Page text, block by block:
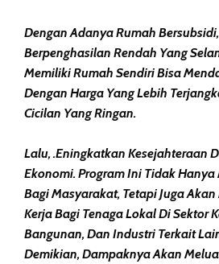
Dengan Adanya Rumah
Berpenghasilan Rendah Yang
Memiliki Rumah Sendiri Bisa
Dengan Harga Yang Lebih
Cicilan Yang Ringan.
Lalu, .eningkatkan Kesejahteraan
Ekonomi. Program Ini Tidak
Bagi Masyarakat, Tetapi Juga
Kerja Bagi Tenaga Lokal Di Sektor
Bangunan, Dan Industri Terkait
Demikian, Dampaknya Akan